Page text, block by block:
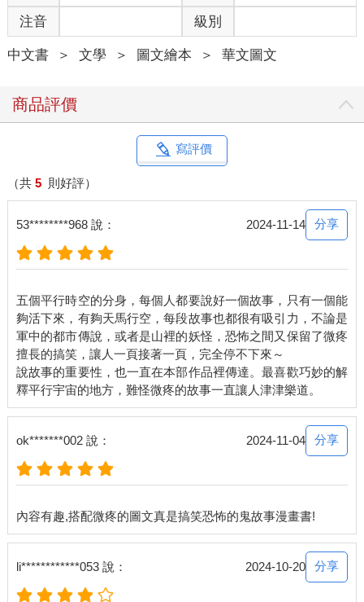
注音 級別
中文書 ＞ 文學 ＞ 圖文繪本 ＞ 華文圖文
商品評價
寫評價
（共 5 則好評）
53********968 說： 2024-11-14 分享
五個平行時空的分身，每個人都要說好一個故事，只有一個能
夠活下來，有夠天馬行空，每段故事也都很有吸引力，不論是
軍中的都市傳說，或者是山裡的妖怪，恐怖之間又保留了微疼
擅長的搞笑，讓人一頁接著一頁，完全停不下來～
說故事的重要性，也一直在本部作品裡傳達。最喜歡巧妙的解
ok*******002 說： 2024-11-04 分享
li************053 說： 2024-10-20 分享